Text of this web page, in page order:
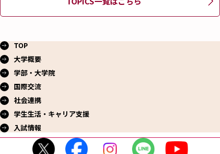
TOP
大学概要
学部・大学院
国際交流
社会連携
学生生活・ キャリア支援
入試情報